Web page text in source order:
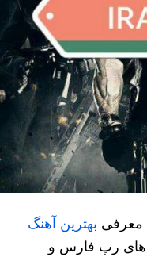
معرفی بهترین آهنگ
های رپ فارس و